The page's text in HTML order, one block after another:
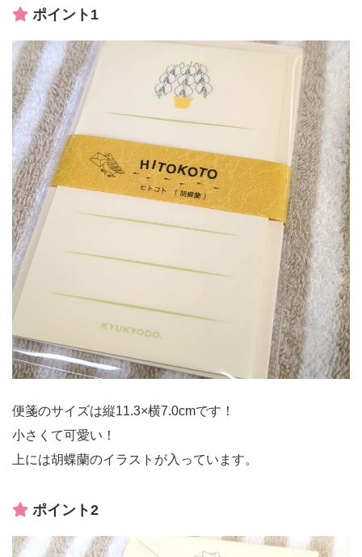
ポイント1
便箋のサイズは縦11.3×横7.0cmです！
小さくて可愛い！
上には胡蝶蘭のイラストが入っています。
ポイント2